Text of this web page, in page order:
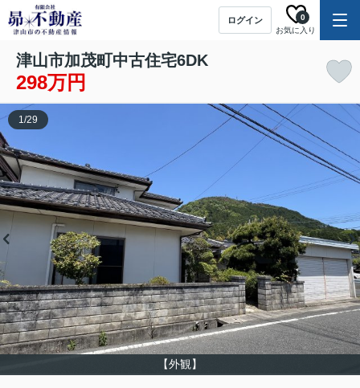
ログイン
お気に入り
0
津山市加茂町中古住宅6DK
298万円
【外観】
1/29